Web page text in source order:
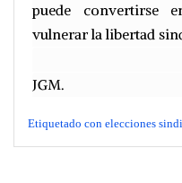
puede convertirse
vulnerar la libertad
JGM.
Etiquetado con elecciones